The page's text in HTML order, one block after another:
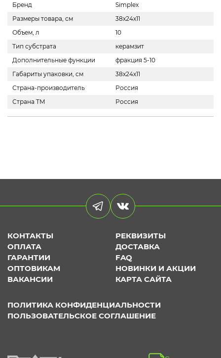
Бренд
Simplex
Размеры товара, см
38х24х11
Объем, л
10
Тип субстрата
керамзит
Дополнительные функции
фракция 5-10
Габариты упаковки, см
38х24х11
Страна-производитель
Россия
Страна ТМ
Россия
КОНТАКТЫ
РЕКВИЗИТЫ
ОПЛАТА
ДОСТАВКА
ГАРАНТИИ
FAQ
ОПТОВИКАМ
НОВИНКИ И АКЦИИ
ВАКАНСИИ
КАРТА САЙТА
ПОЛИТИКА КОНФИДЕНЦИАЛЬНОСТИ
ПОЛЬЗОВАТЕЛЬСКОЕ СОГЛАШЕНИЕ